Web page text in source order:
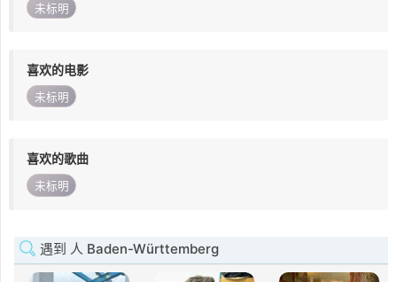
未标明
喜欢的电影
未标明
喜欢的歌曲
未标明
遇到 人 Baden-Württemberg